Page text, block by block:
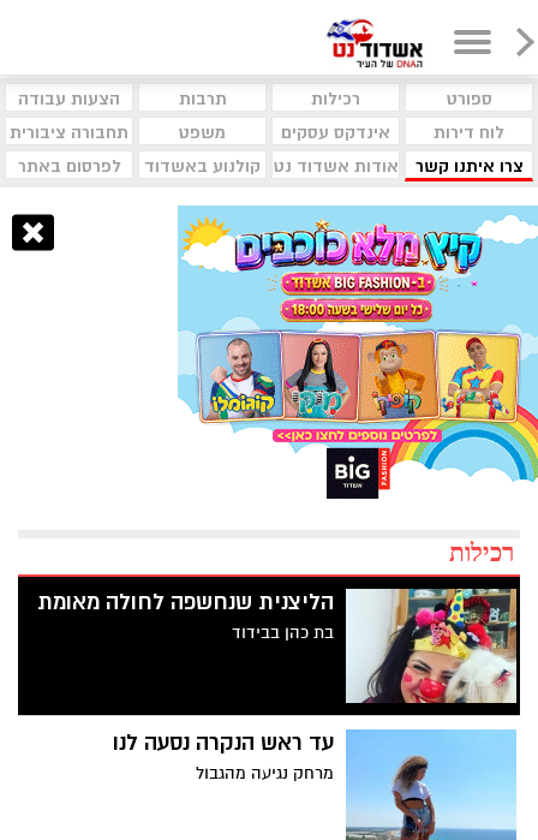
ספורט רכילות תרבות
הצעות עבודה
לוח דירות
אינדקס עסקים משפט
תחבורה ציבורית
צרו איתנו קשר
אודות אשדוד נט קולנוע באשדוד לפרסום באתר
רכילות
הליצנית שנחשפה לחולה מאומת
בת כהן בבידוד
עד ראש הנקרה נסעה לנו
מרחק נגיעה מהגבול